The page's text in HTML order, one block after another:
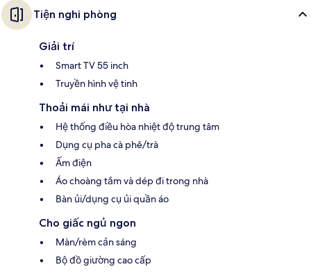
Tiện nghi phòng
Giải trí
Smart TV 55 inch
Truyền hình vệ tinh
Thoải mái như tại nhà
Hệ thống điều hòa nhiệt độ trung tâm
Dụng cụ pha cà phê/trà
Ấm điện
Áo choàng tắm và dép đi trong nhà
Bàn ủi/dụng cụ ủi quần áo
Cho giấc ngủ ngon
Màn/rèm cản sáng
Bộ đồ giường cao cấp